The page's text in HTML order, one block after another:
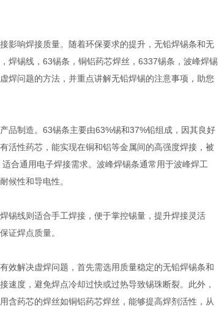
影响焊接质量。随着环保要求的提升，无铅焊锡条和无
焊锡线，63锡条，铜铝药芯焊丝，6337锡条，波峰焊锡
焊问题的方法，并重点讲解无铅焊锡的注意事项，助您
品制造。63锡条主要由63%锡和37%铅组成，因其良好
活性药芯，能实现在铜和铝等金属间的高强度焊接，被
合通用电子焊接需求。波峰焊锡条通常用于波峰焊工
候性和导电性。
锡线则适合手工焊接，便于掌控锡量，提升焊接灵活
证焊点质量。
效解决虚焊问题，首先需选用质量稳定的无铅焊锡条和
度，避免焊点冷却过快或过热导致锡珠断裂。此外，
含药芯的焊丝如铜铝药芯焊丝，能够提高焊剂活性，从